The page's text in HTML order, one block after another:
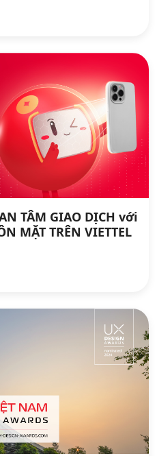
TÂM GIAO DỊCH với
MẶT TRÊN VIETTEL